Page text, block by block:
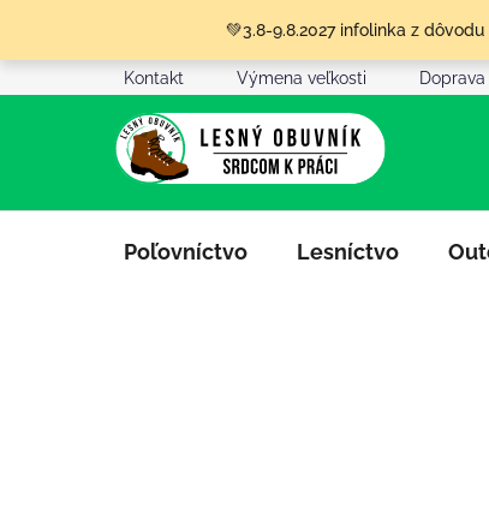
obsah
💚3.8-9.8.2027 infolinka z
Kontakt Výmena veľkosti
Poľovníctvo Lesníctvo